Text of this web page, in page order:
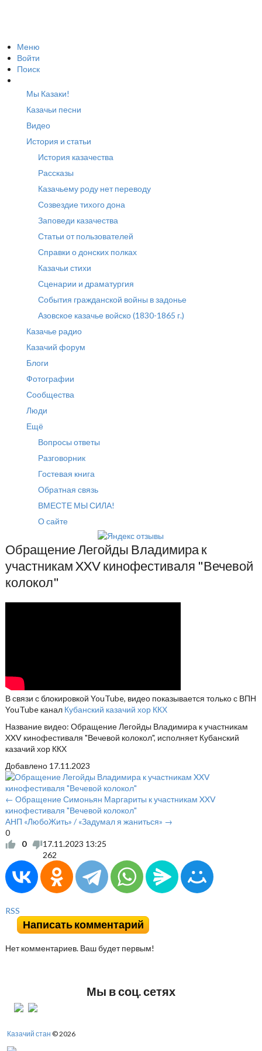
Меню
Войти
Поиск
Мы Казаки!
Казачьи песни
Видео
История и статьи
История казачества
Рассказы
Казачьему роду нет переводу
Созвездие тихого дона
Заповеди казачества
Статьи от пользователей
Справки о донских полках
Казачьи стихи
Сценарии и драматургия
События гражданской войны в задонье
Азовское казачье войско (1830-1865 г.)
Казачье радио
Казачий форум
Блоги
Фотографии
Сообщества
Люди
Ещё
Вопросы ответы
Разговорник
Гостевая книга
Обратная связь
ВМЕСТЕ МЫ СИЛА!
О сайте
Обращение Легойды Владимира к
участникам XXV кинофестиваля "Вечевой
колокол"
В связи с блокировкой YouTube, видео показывается только с ВПН
YouTube канал Кубанский казачий хор ККХ
Название видео: Обращение Легойды Владимира к участникам
XXV кинофестиваля "Вечевой колокол", исполняет Кубанский
казачий хор ККХ
Добавлено 17.11.2023
← Обращение Симоньян Маргариты к участникам XXV
кинофестиваля "Вечевой колокол"
АНП «ЛюбоЖить» / «Задумал я жаниться» →
0
0
17.11.2023 13:25
262
RSS
Написать комментарий
Нет комментариев. Ваш будет первым!
Мы в соц. сетях
Казачий стан © 2026